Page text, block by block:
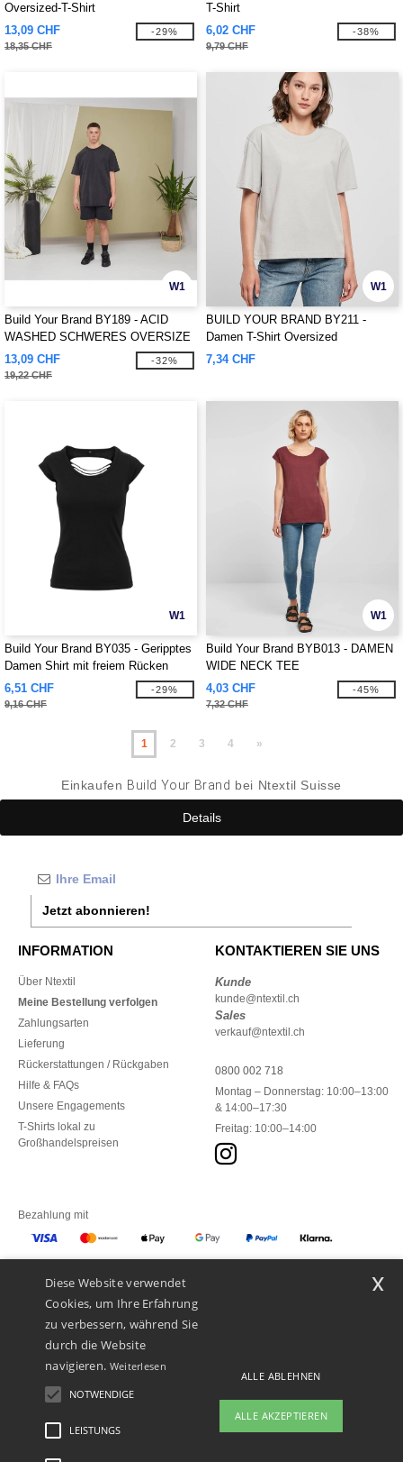
Oversized-T-Shirt
13,09 CHF
18,35 CHF
-29%
T-Shirt
6,02 CHF
9,79 CHF
-38%
W1
Build Your Brand BY189 - ACID
WASHED SCHWERES OVERSIZE
TEE
13,09 CHF
19,22 CHF
-32%
W1
BUILD YOUR BRAND BY211 -
Damen T-Shirt Oversized
7,34 CHF
W1
Build Your Brand BY035 - Geripptes
Damen Shirt mit freiem Rücken
6,51 CHF
9,16 CHF
-29%
W1
Build Your Brand BYB013 - DAMEN
WIDE NECK TEE
4,03 CHF
7,32 CHF
-45%
1 2 3 4 »
Einkaufen Build Your Brand bei Ntextil Suisse
Details
Jetzt abonnieren!
INFORMATION
Über Ntextil
Meine Bestellung verfolgen
Zahlungsarten
Lieferung
Rückerstattungen / Rückgaben
Hilfe & FAQs
Unsere Engagements
T-Shirts lokal zu
Großhandelspreisen
KONTAKTIEREN SIE UNS
Kunde
kunde@ntextil.ch
Sales
verkauf@ntextil.ch
0800 002 718
Montag – Donnerstag: 10:00–13:00
& 14:00–17:30
Freitag: 10:00–14:00
Bezahlung mit
Unsere Paketzusteller
Diese Website verwendet
Cookies, um Ihre Erfahrung
zu verbessern, während Sie
durch die Website
navigieren. Weiterlesen
NOTWENDIGE
LEISTUNGS
ALLE ABLEHNEN
ALLE AKZEPTIEREN
x